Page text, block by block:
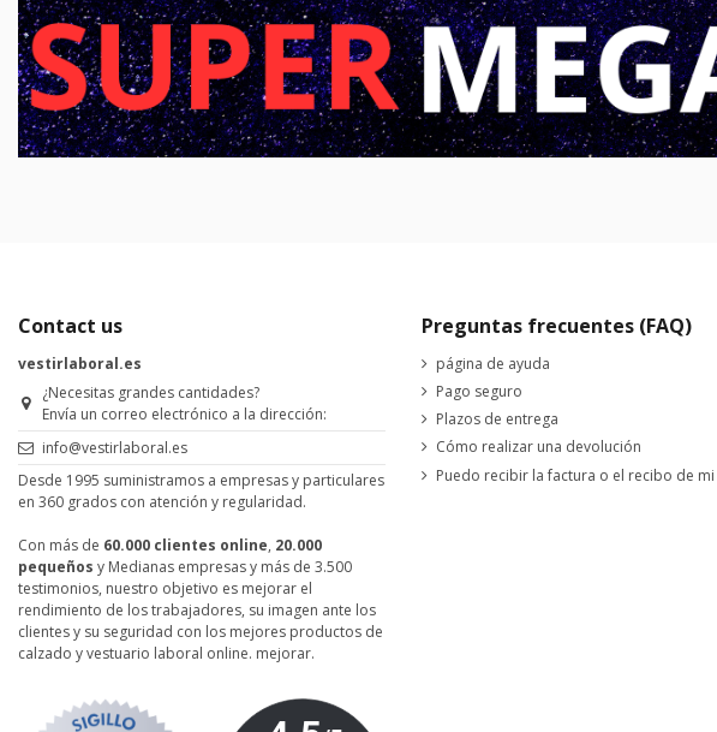
Contact us
vestirlaboral.es
¿Necesitas grandes cantidades?
Envía un correo electrónico a la dirección:
info@vestirlaboral.es
Desde 1995 suministramos a empresas y particulares
en 360 grados con atención y regularidad.
Con más de 60.000 clientes online, 20.000
pequeños y Medianas empresas y más de 3.500
testimonios, nuestro objetivo es mejorar el
rendimiento de los trabajadores, su imagen ante los
clientes y su seguridad con los mejores productos de
calzado y vestuario laboral online. mejorar.
Preguntas frecuentes (FAQ)
página de ayuda
Pago seguro
Plazos de entrega
Cómo realizar una devolución
Puedo recibir la factura o el recibo de